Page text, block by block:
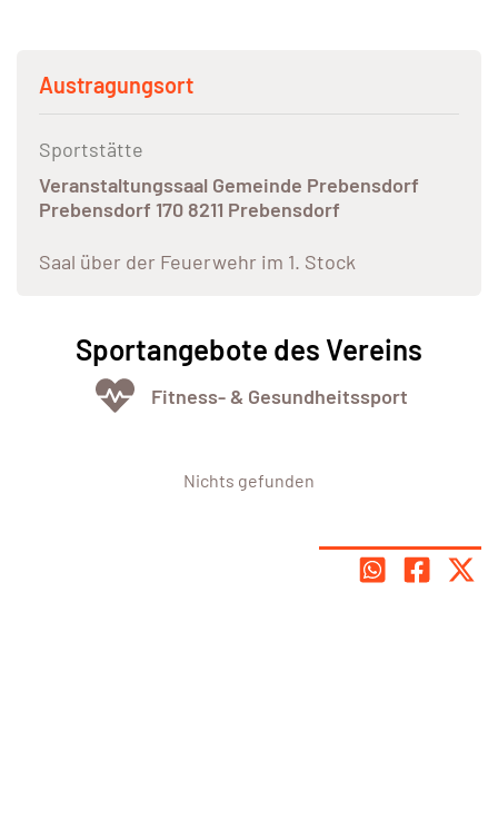
Austragungsort
Sportstätte
Veranstaltungssaal Gemeinde Prebensdorf
Prebensdorf 170 8211 Prebensdorf
Saal über der Feuerwehr im 1. Stock
Sportangebote des Vereins
Fitness- & Gesundheitssport
Nichts gefunden